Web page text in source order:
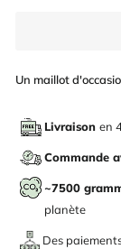
Un maillot
Livraison en
Commande
~7500
planète
Des